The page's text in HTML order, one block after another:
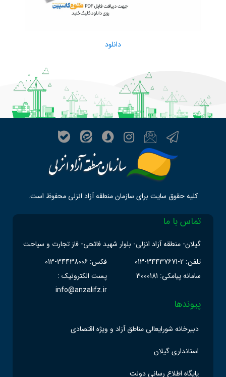
دانلود
کلیه حقوق سایت برای سازمان منطقه آزاد انزلی محفوظ است.
تماس با ما
گیلان- منطقه آزاد انزلی- بلوار شهید فاتحی- فاز تجارت و سیاحت
تلفن: 2-34437671-013
فکس: 34438006-013
سامانه پیامکی: 3000181
پست الکترونیک :
info@anzalifz.ir
پیوندها
دبیرخانه شورایعالی مناطق آزاد و ویژه اقتصادی
استانداری گیلان
پایگاه اطلاع رسانی دولت